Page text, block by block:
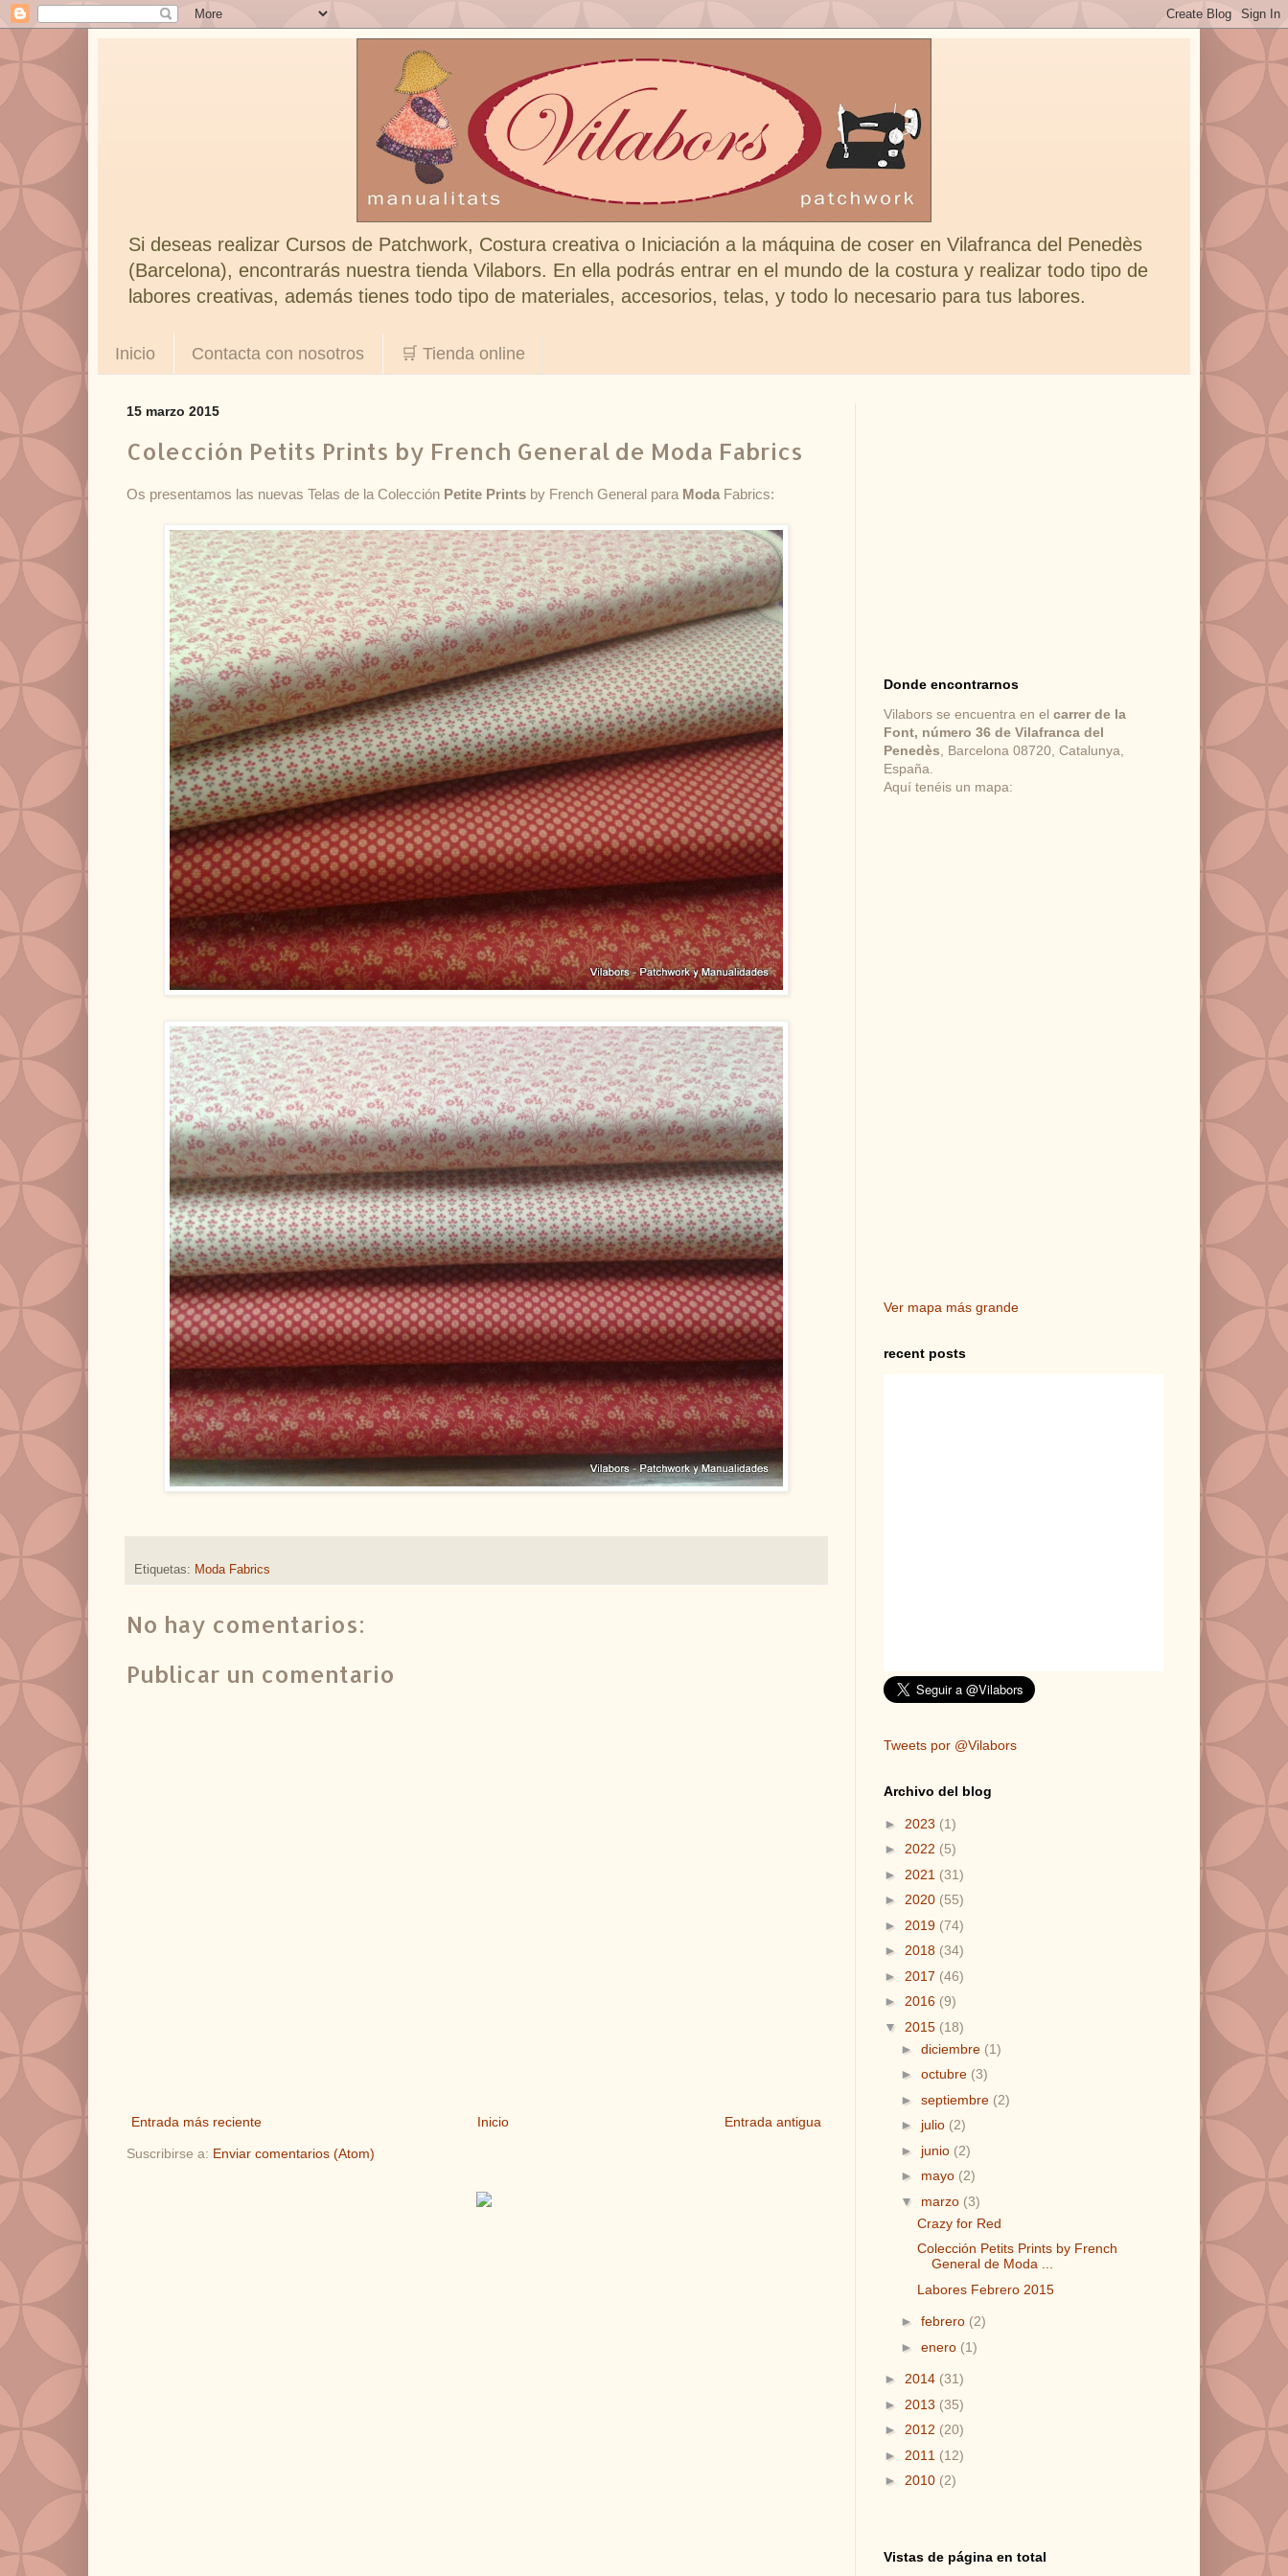
Si deseas realizar Cursos de Patchwork, Costura creativa o Iniciación a la máquina de coser en Vilafranca del Penedès
(Barcelona), encontrarás nuestra tienda Vilabors. En ella podrás entrar en el mundo de la costura y realizar todo tipo de
labores creativas, además tienes todo tipo de materiales, accesorios, telas, y todo lo necesario para tus labores.
Inicio Contacta con nosotros 🛒 Tienda online
15 marzo 2015
Colección Petits Prints by French General de Moda Fabrics
Os presentamos las nuevas Telas de la Colección Petite Prints by French General para Moda Fabrics:
Etiquetas: Moda Fabrics
No hay comentarios:
Publicar un comentario
Entrada más reciente Entrada antigua
Inicio
Suscribirse a: Enviar comentarios (Atom)
Donde encontrarnos
Vilabors se encuentra en el carrer de la
Font, número 36 de Vilafranca del
Penedès, Barcelona 08720, Catalunya,
España.
Aquí tenéis un mapa:
Ver mapa más grande
recent posts
Tweets por @Vilabors
Archivo del blog
► 2023 (1)
► 2022 (5)
► 2021 (31)
► 2020 (55)
► 2019 (74)
► 2018 (34)
► 2017 (46)
► 2016 (9)
▼ 2015 (18)
► diciembre (1)
► octubre (3)
► septiembre (2)
► julio (2)
► junio (2)
► mayo (2)
▼ marzo (3)
Crazy for Red
Colección Petits Prints by French
General de Moda ...
Labores Febrero 2015
► febrero (2)
► enero (1)
► 2014 (31)
► 2013 (35)
► 2012 (20)
► 2011 (12)
► 2010 (2)
Vistas de página en total